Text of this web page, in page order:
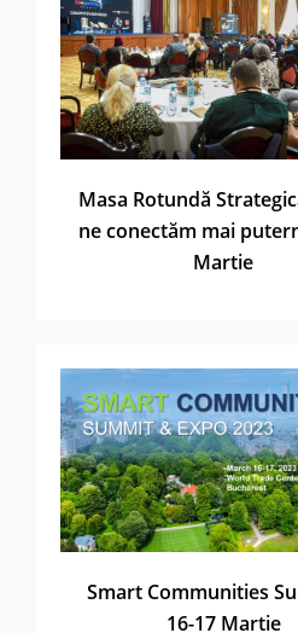
Masa Rotundă
ne conectăm mai
Martie
Smart Communities
16-17 Martie